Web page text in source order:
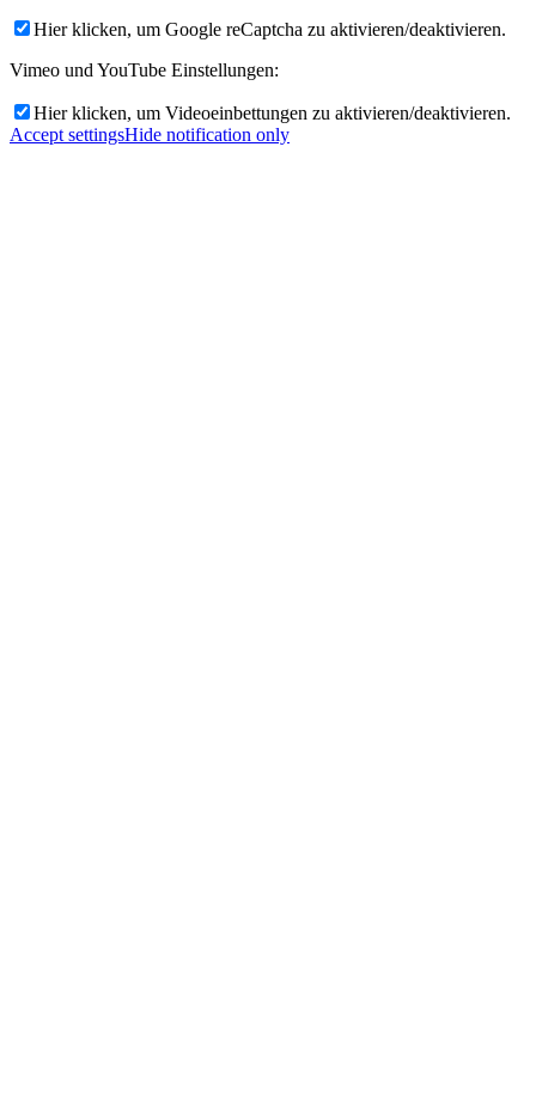
Hier klicken, um Google reCaptcha zu aktivieren/deaktivieren.
Vimeo und YouTube Einstellungen:
Hier klicken, um Videoeinbettungen zu aktivieren/deaktivieren.
Accept settingsHide notification only